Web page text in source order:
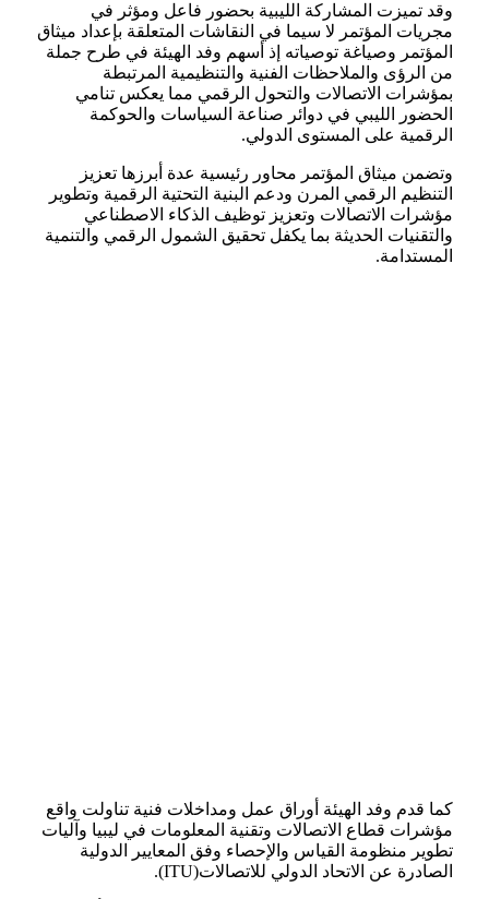
وقد تميزت المشاركة الليبية بحضور فاعل ومؤثر في
مجريات المؤتمر لا سيما في النقاشات المتعلقة بإعداد ميثاق
المؤتمر وصياغة توصياته إذ أسهم وفد الهيئة في طرح جملة
من الرؤى والملاحظات الفنية والتنظيمية المرتبطة
بمؤشرات الاتصالات والتحول الرقمي مما يعكس تنامي
الحضور الليبي في دوائر صناعة السياسات والحوكمة
الرقمية على المستوى الدولي.
وتضمن ميثاق المؤتمر محاور رئيسية عدة أبرزها تعزيز
التنظيم الرقمي المرن ودعم البنية التحتية الرقمية وتطوير
مؤشرات الاتصالات وتعزيز توظيف الذكاء الاصطناعي
والتقنيات الحديثة بما يكفل تحقيق الشمول الرقمي والتنمية
المستدامة.
كما قدم وفد الهيئة أوراق عمل ومداخلات فنية تناولت واقع
مؤشرات قطاع الاتصالات وتقنية المعلومات في ليبيا وآليات
تطوير منظومة القياس والإحصاء وفق المعايير الدولية
الصادرة عن الاتحاد الدولي للاتصالات(ITU).